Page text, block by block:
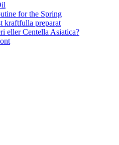
for the Spring
kraftfulla preparat
eller Centella Asiatica?